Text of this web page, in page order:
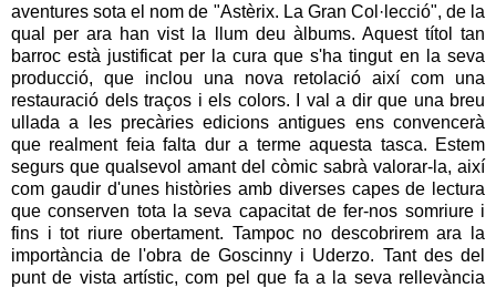
aventures sota el nom de "Astèrix. La Gran Col·lecció", de la
qual per ara han vist la llum deu àlbums. Aquest títol tan
barroc està justificat per la cura que s'ha tingut en la seva
producció, que inclou una nova retolació així com una
restauració dels traços i els colors. I val a dir que una breu
ullada a les precàries edicions antigues ens convencerà
que realment feia falta dur a terme aquesta tasca. Estem
segurs que qualsevol amant del còmic sabrà valorar-la, així
com gaudir d'unes històries amb diverses capes de lectura
que conserven tota la seva capacitat de fer-nos somriure i
fins i tot riure obertament. Tampoc no descobrirem ara la
importància de l'obra de Goscinny i Uderzo. Tant des del
punt de vista artístic, com pel que fa a la seva rellevància